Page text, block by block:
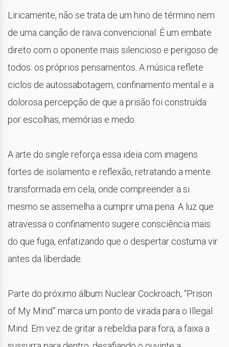
Liricamente, não se trata de um hino de término nem
de uma canção de raiva convencional. É um embate
direto com o oponente mais silencioso e perigoso de
todos: os próprios pensamentos. A música reflete
ciclos de autossabotagem, confinamento mental e a
dolorosa percepção de que a prisão foi construída
por escolhas, memórias e medo.
A arte do single reforça essa ideia com imagens
fortes de isolamento e reflexão, retratando a mente
transformada em cela, onde compreender a si
mesmo se assemelha a cumprir uma pena. A luz que
atravessa o confinamento sugere consciência mais
do que fuga, enfatizando que o despertar costuma vir
antes da liberdade.
Parte do próximo álbum Nuclear Cockroach, “Prison
of My Mind” marca um ponto de virada para o Illegal
Mind. Em vez de gritar a rebeldia para fora, a faixa a